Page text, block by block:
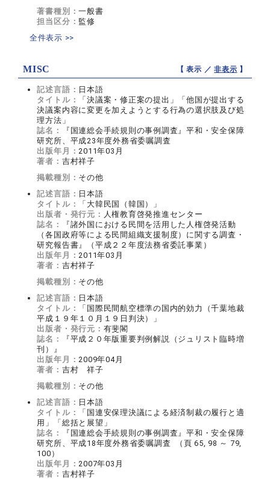
著書種別：一般書
担当区分： 監修
全件表示 >>
MISC 【 表示 ／非表示 】
記述言語： 日本語
タイトル：
「決議案・修正案の提出」「他国が提出する
決議案内容に変更を加えようとする行為の選択肢及び処
理方法」
誌名：
『国連総会手続規則の事例調査』平和・安全保障
研究所、平成23年度外務省委嘱調査
出版年月： 2011年03月
著者： 吉村祥子
掲載種別： その他
記述言語： 日本語
タイトル：
「大韓民国（韓国）」
出版者・発行元： 人権教育啓発推進センター
誌名：
『諸外国における民間を活用した人権啓発活動
（各国政府等による民間組織支援制度）に関する調査・
研究報告書』（平成２２年度法務省委託事業）
出版年月： 2011年03月
著者： 吉村祥子
掲載種別： その他
記述言語： 日本語
タイトル：
「国際民間航空標準の国内的効力（千葉地裁
平成１９年１０月１９日判決）」
出版者・発行元： 有斐閣
誌名：
『平成２０年版重要判例解説（ジュリスト臨時増
刊）』
出版年月： 2009年04月
著者： 吉村 祥子
掲載種別： その他
記述言語： 日本語
タイトル：
「国連安保理決議による経済制裁の履行と適
用」「総括と展望」
誌名：
『国連総会手続規則の事例調査』平和・安全保障
研究所、平成18年度外務省委嘱調査 （頁 65, 98 ～ 79,
100）
出版年月： 2007年03月
著者： 吉村祥子